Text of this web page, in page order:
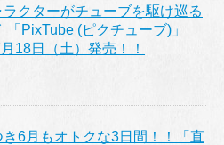
クターがチューブを駆け巡る
「PixTube (ピクチューブ)」
18日（土）発売！！
6月もオトクな3日間！！「直